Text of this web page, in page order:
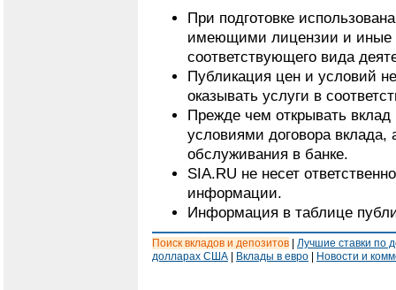
При подготовке
имеющими лицензии и иные
соответствующего вида
Публикация цен и условий
оказывать услуги в
Прежде чем открывать вклад
условиями договора вклада,
обслуживания в банке.
SIA.RU не несет
информации.
Информация в таблице
Поиск вкладов и депозитов
Лучшие ставки по
долларах США
Вклады в евро Новости и